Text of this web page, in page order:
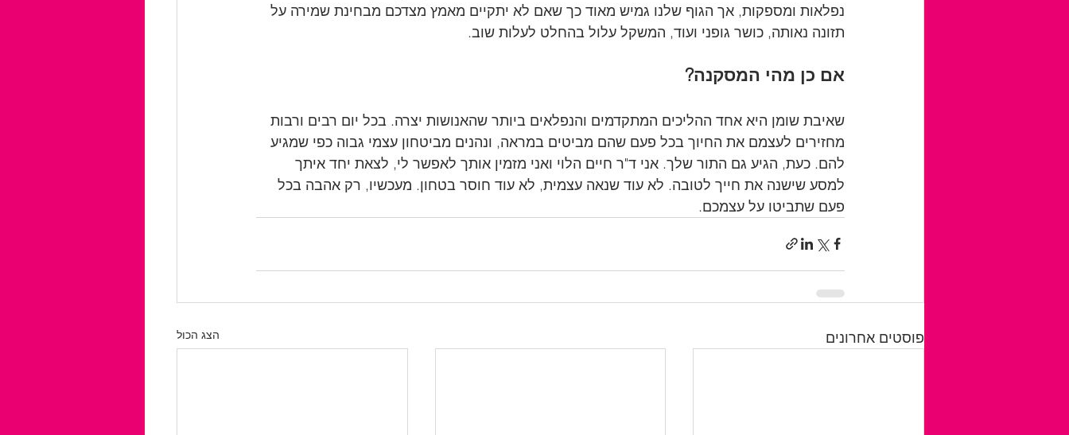
נפלאות ומספקות, אך הגוף שלנו גמיש מאוד כך שאם לא יתקיים מאמץ מצדכם מבחינת שמירה על
תזונה נאותה, כושר גופני ועוד, המשקל עלול בהחלט לעלות שוב.
אם כן מהי המסקנה?
שאיבת שומן היא אחד ההליכים המתקדמים והנפלאים ביותר שהאנושות יצרה. בכל יום רבים ורבות
מחזירים לעצמם את החיוך בכל פעם שהם מביטים במראה, ונהנים מביטחון עצמי גבוה כפי שמגיע
להם. כעת, הגיע גם התור שלך. אני ד"ר חיים הלוי ואני מזמין אותך לאפשר לי, לצאת יחד איתך
למסע שישנה את חייך לטובה. לא עוד שנאה עצמית, לא עוד חוסר בטחון. מעכשיו, רק אהבה בכל
פעם שתביטו על עצמכם.
פוסטים אחרונים הצג הכול